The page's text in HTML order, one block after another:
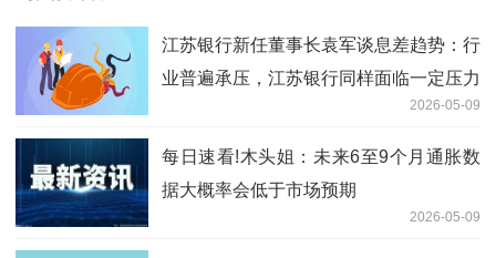
江苏银行新任董事长袁军谈息差趋势：行
业普遍承压，江苏银行同样面临一定压力
2026-05-09
每日速看!木头姐：未来6至9个月通胀数
据大概率会低于市场预期
2026-05-09